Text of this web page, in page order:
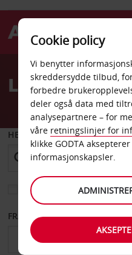
Welcome
AvisLeiebil Asia
HENT FRA
Velg et annet
FRA DATO
Cookie policy
Vi benytter
skreddersydde tilbud,
forbedre
deler også data med
analysepartnere – for
våre retningslinjer for
klikke GODTA
informasjonskapsler.